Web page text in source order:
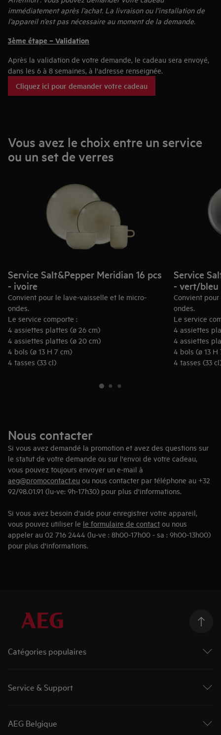
immédiatement après l’achat. La livraison ou l’installation de
l’appareil n’est pas nécessaire au moment de la demande.
3ème étape – Validation
Après la validation de votre demande, le cadeau sera envoyé,
dans les 6 à 8 semaines, à l'adresse renseignée.
Cliquez ici pour demander votre cadeau
Vous avez le choix entre un service
ou un set de verres
Service Salt&Pepper Meridian 16 pcs
- ivoire
Convient pour le lave-vaisselle et le micro-
ondes.
Le service comporte :
4 assiettes plattes (ø 26 cm)
4 assiettes plattes (ø 20 cm)
4 bols (ø 13 H 7 cm)
4 tasses (33 cl)
Service
- vert/bleu
Convient
ondes.
Le service
4 assiettes
4 assiettes
4 bols (ø 13 H
4 tasses (33
Nous contacter
Si vous avez demandé la promotion et avez des questions sur
le statut de votre demande ou sur l'envoi de votre cadeau,
vous pouvez toujours envoyer un e-mail à
aeg@promocontact.eu ou nous contacter par téléphone au +32
92/98.01.91 (lu-ve: 9h-17h30) pour plus d'informations.
Si vous avez besoin d'aide pour enregistrer votre appareil,
vous pouvez utiliser le le formulaire de contact ou nous
appeler au 02 716 2444 (lu-ve : 8h00-17h00 - sa : 9h00-13h00)
pour plus d'informations.
Catégories populaires
Sèche-linges
Lave-linge séchants
Hottes de cuisine
Service & Support
Enregistrer votre produit
Réserver une réparation
AEG Belgique